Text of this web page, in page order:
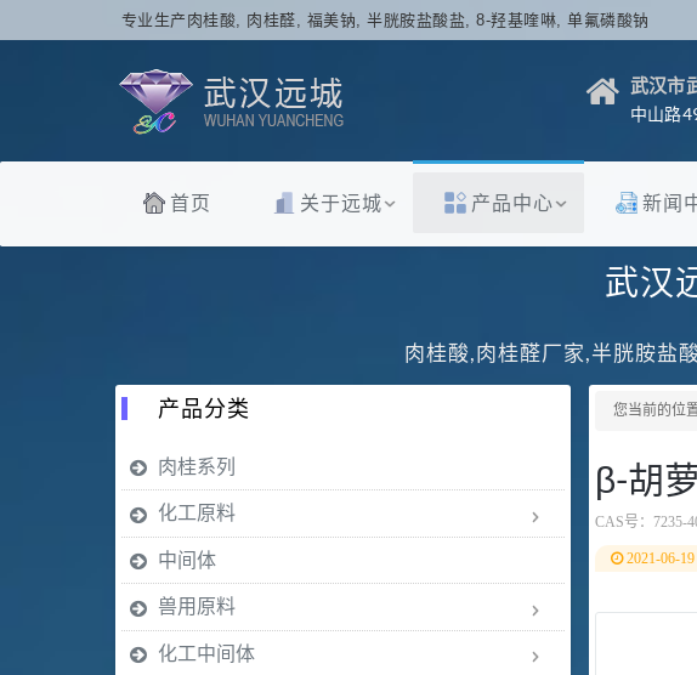
专业生产肉桂酸, 肉桂醛, 福美钠, 半胱胺盐酸盐, 8-羟基喹啉, 单氟磷酸钠
武汉市
中山路
首页 关于远城 产品中心 新闻
武汉
肉桂酸,肉桂醛厂家,半胱胺盐
您当前的位
β-胡
CAS号： 7235-
2021-06-19
产品分类
肉桂系列
化工原料
中间体
兽用原料
化工中间体